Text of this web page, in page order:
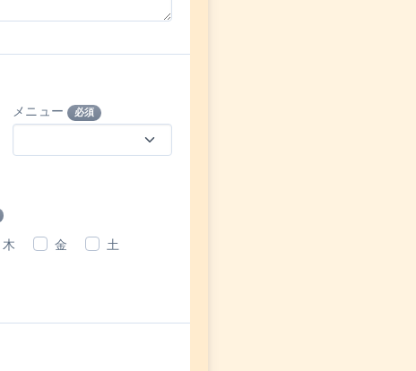
メニュー 必須
木 金
土